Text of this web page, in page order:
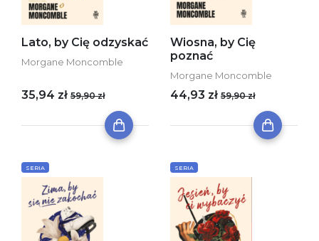
Lato, by Cię odzyskać
Morgane Moncomble
35,94 zł 59,90 zł
Wiosna, by Cię
poznać
Morgane Moncomble
44,93 zł 59,90 zł
SERIA SERIA